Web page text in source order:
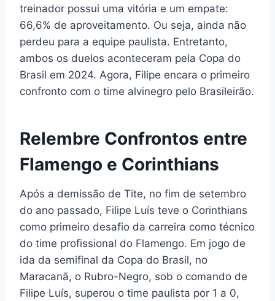
treinador possui uma vitória e um empate:
66,6% de aproveitamento. Ou seja, ainda não
perdeu para a equipe paulista. Entretanto,
ambos os duelos aconteceram pela Copa do
Brasil em 2024. Agora, Filipe encara o primeiro
confronto com o time alvinegro pelo Brasileirão.
Relembre Confrontos entre
Flamengo e Corinthians
Após a demissão de Tite, no fim de setembro
do ano passado, Filipe Luís teve o Corinthians
como primeiro desafio da carreira como técnico
do time profissional do Flamengo. Em jogo de
ida da semifinal da Copa do Brasil, no
Maracanã, o Rubro-Negro, sob o comando de
Filipe Luís, superou o time paulista por 1 a 0,